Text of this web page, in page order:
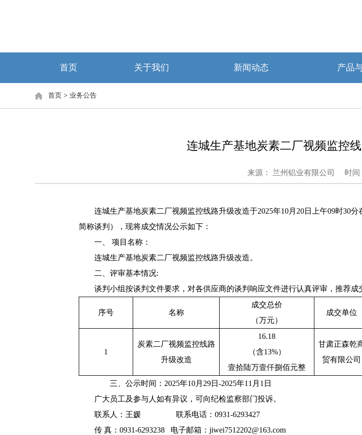
首页 关于我们 新闻动态 产品
首页 > 业务公告
连城生产基地炭素二厂视频监控
来源： 兰州铝业有限公司 时间
连城生产基地炭素二厂视频监控线路升级改造于2025年10月 20日 上午09时30分
简称谈判）
，现将成交情况公示如下：
一、
项目名称：
连城生产基地炭素二厂视频监控线路升级改造。
二、 评审基本情况:
谈判 小组按谈判 文件要求，对各供应商的谈判响应文件进行认真评审，推荐成
序号 名称
成交总价
（万元）
成交单位
1
炭素二厂视频监控线路
升级改造
16.18
（含13%）
壹拾陆万壹仟捌佰元整
甘肃正森乾
贸有限公司
三、公示时间： 2025年10月 29日 -2025年11 月 1 日
广大员工及参与人如有异议，可向纪检监察部门投诉。
联系人： 王媛 联系电话： 0931-6293427
传 真： 0931-6293238 电子邮箱： jiwei7512202@163.com